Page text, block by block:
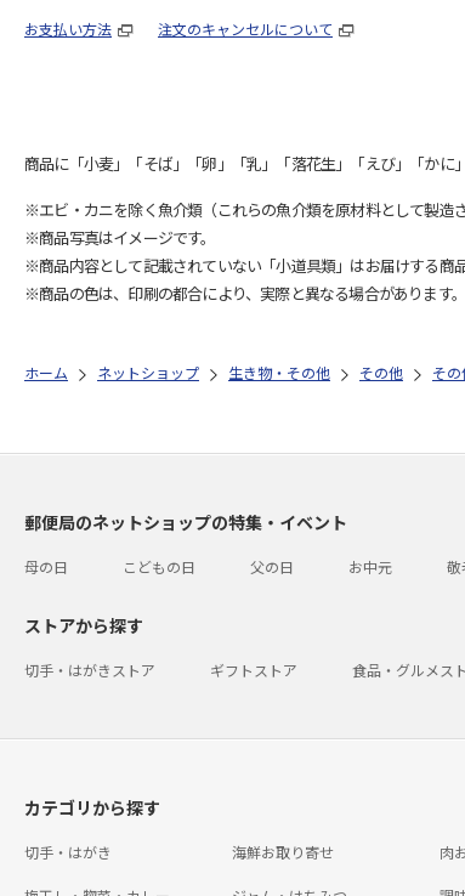
お支払い方法 注文のキャンセルについて
商品に「小麦」「そば」「卵」「乳」「落花生」「えび」「かに
※エビ・カニを除く魚介類（これらの魚介類を原材料として製造
※商品写真はイメージです。
※商品内容として記載されていない「小道具類」はお届けする商
※商品の色は、印刷の都合により、実際と異なる場合があります。
ホーム ネットショップ 生き物・その他 その他 そ
郵便局のネットショップの特集・イベント
母の日 こどもの日 父の日 お中元 敬
ストアから探す
切手・はがきストア ギフトストア 食品・グルメス
カテゴリから探す
切手・はがき 海鮮お取り寄せ 肉